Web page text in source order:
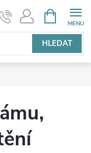
HLEDAT
NÁKUPNÍ
KOŠÍK